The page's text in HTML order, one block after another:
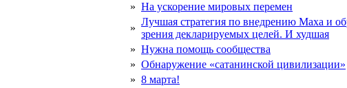
» На ускорение мировых перемен
»
Лучшая стратегия по внедрению Маха и
зрения декларируемых целей. И худшая
» Нужна помощь сообщества
» Обнаружение «сатанинской цивилизации»
» 8 марта!